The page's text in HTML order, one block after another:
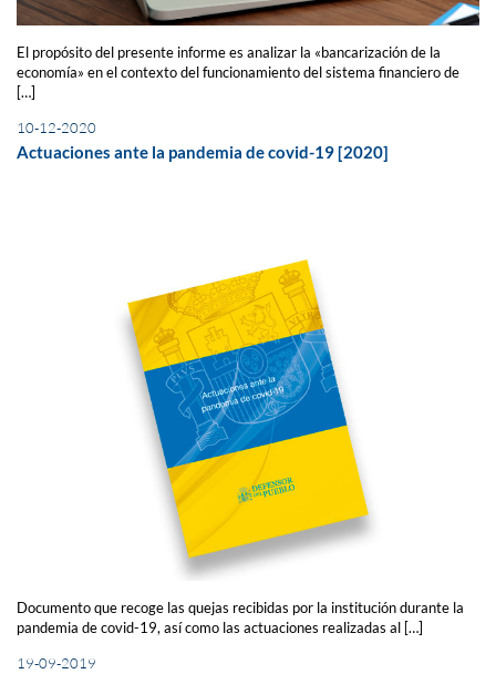
El propósito del presente informe es analizar la «bancarización de la
economía» en el contexto del funcionamiento del sistema financiero de
[…]
10-12-2020
Actuaciones ante la pandemia de covid-19 [2020]
Documento que recoge las quejas recibidas por la institución durante la
pandemia de covid-19, así como las actuaciones realizadas al […]
19-09-2019